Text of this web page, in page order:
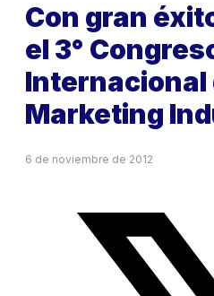
Con gran
el 3°
Internacional
Marketing
6 de noviembre de 2012